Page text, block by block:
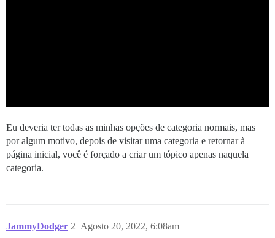
Eu deveria ter todas as minhas opções de categoria normais, mas
por algum motivo, depois de visitar uma categoria e retornar à
página inicial, você é forçado a criar um tópico apenas naquela
categoria.
JammyDodger Agosto 20, 2022, 6:08am
2